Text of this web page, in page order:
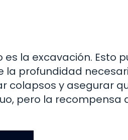
la excavación. Esto
profundidad
colapsos y asegurar
pero la recompensa